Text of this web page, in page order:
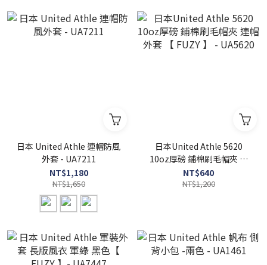
日本 United Athle 連帽防風
外套 - UA7211
NT$1,180
NT$1,650
日本United Athle 5620
10oz厚磅 鋪棉刷毛帽夾 連
帽外套 【 FUZY 】 - UA5620
NT$640
NT$1,200